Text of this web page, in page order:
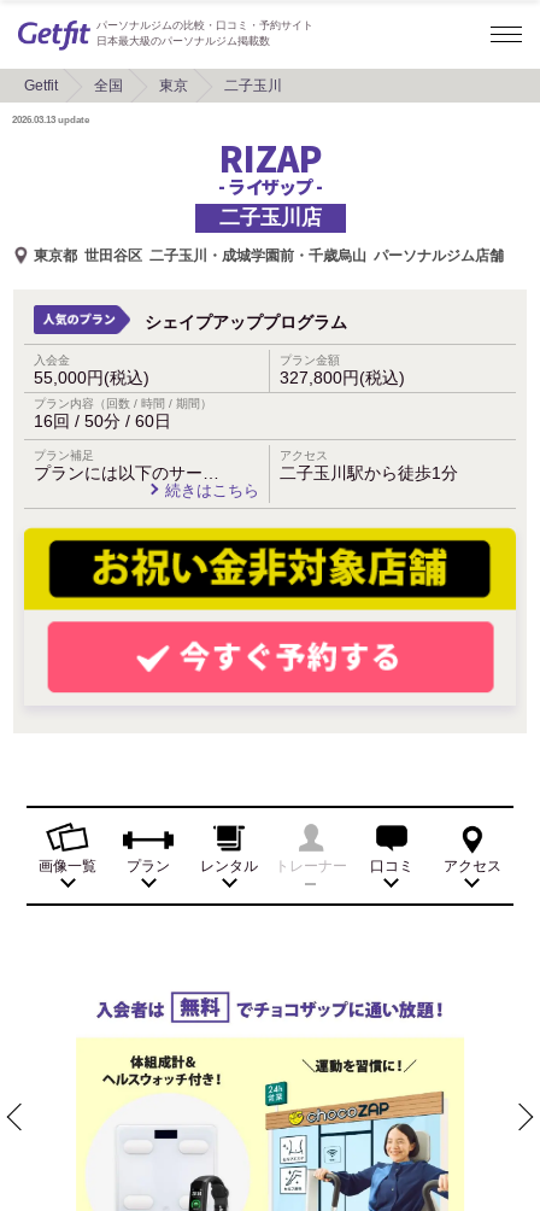
パーソナルジムの比較・口コミ・予約サイト
日本最大級のパーソナルジム掲載数
Getfit 全国 東京 二子玉川
2026.03.13 update
RIZAP
- ライザップ -
二子玉川店
東京都 世田谷区 二子玉川・成城学園前・千歳烏山 パーソナルジム店舗
シェイプアッププログラム
入会金
55,000円(税込)
プラン金額
327,800円(税込)
プラン内容（回数 / 時間 / 期間）
16回 / 50分 / 60日
プラン補足
プランには以下のサー…
続きはこちら
アクセス
二子玉川駅から徒歩1分
画像一覧 プラン レンタル トレーナー 口コミ アクセス